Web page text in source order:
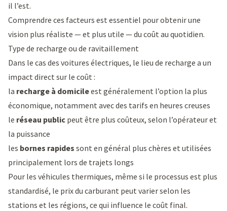
il l’est.
Comprendre ces facteurs est essentiel pour obtenir une
vision plus réaliste — et plus utile — du coût au quotidien.
Type de recharge ou de ravitaillement
Dans le cas des voitures électriques, le lieu de recharge a un
impact direct sur le coût :
la recharge à domicileest généralement l’option la plus
économique, notamment avec des tarifs en heures creuses
le réseau public peut être plus coûteux, selon l’opérateur et
la puissance
les bornes rapides sont en général plus chères et utilisées
principalement lors de trajets longs
Pour les véhicules thermiques, même si le processus est plus
standardisé, le prix du carburant peut varier selon les
stations et les régions, ce qui influence le coût final.